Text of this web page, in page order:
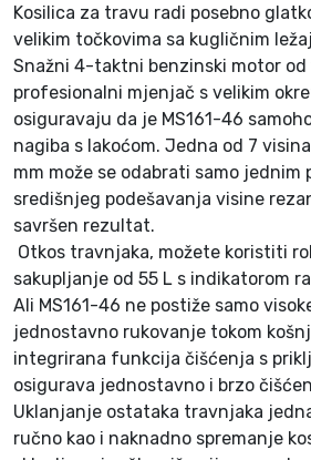
Kosilica za travu radi posebno
velikim točkovima sa kugličnim
Snažni 4-taktni benzinski motor od
profesionalni mjenjač s velikim
osiguravaju da je MS161-46
nagiba s lakoćom. Jedna od 7
mm može se odabrati samo jednim
središnjeg podešavanja visine
savršen rezultat.
Otkos travnjaka, možete koristiti
sakupljanje od 55 L s indikatorom
Ali MS161-46 ne postiže samo
jednostavno rukovanje tokom
integrirana funkcija čišćenja s
osigurava jednostavno i brzo
Uklanjanje ostataka travnjaka
ručno kao i naknadno spremanje